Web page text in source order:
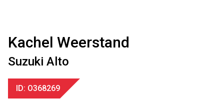
Kachel Weerstand
Suzuki Alto
ID: O368269